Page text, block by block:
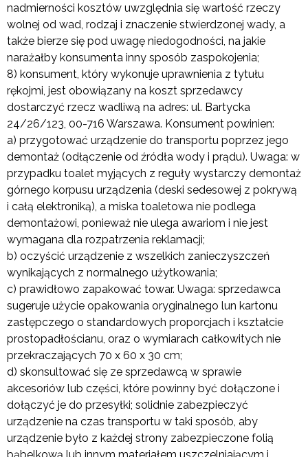
nadmierności kosztów uwzględnia się wartość rzeczy
wolnej od wad, rodzaj i znaczenie stwierdzonej wady, a
także bierze się pod uwagę niedogodności, na jakie
narażałby konsumenta inny sposób zaspokojenia;
8) konsument, który wykonuje uprawnienia z tytułu
rękojmi, jest obowiązany na koszt sprzedawcy
dostarczyć rzecz wadliwą na adres: ul. Bartycka
24/26/123, 00-716 Warszawa. Konsument powinien:
a) przygotować urządzenie do transportu poprzez jego
demontaż (odłączenie od źródła wody i prądu). Uwaga: w
przypadku toalet myjących z reguły wystarczy demontaż
górnego korpusu urządzenia (deski sedesowej z pokrywą
i całą elektroniką), a miska toaletowa nie podlega
demontażowi, ponieważ nie ulega awariom i nie jest
wymagana dla rozpatrzenia reklamacji;
b) oczyścić urządzenie z wszelkich zanieczyszczeń
wynikających z normalnego użytkowania;
c) prawidłowo zapakować towar. Uwaga: sprzedawca
sugeruje użycie opakowania oryginalnego lun kartonu
zastępczego o standardowych proporcjach i kształcie
prostopadłościanu, oraz o wymiarach całkowitych nie
przekraczających 70 x 60 x 30 cm;
d) skonsultować się ze sprzedawcą w sprawie
akcesoriów lub części, które powinny być dołączone i
dołączyć je do przesyłki; solidnie zabezpieczyć
urządzenie na czas transportu w taki sposób, aby
urządzenie było z każdej strony zabezpieczone folią